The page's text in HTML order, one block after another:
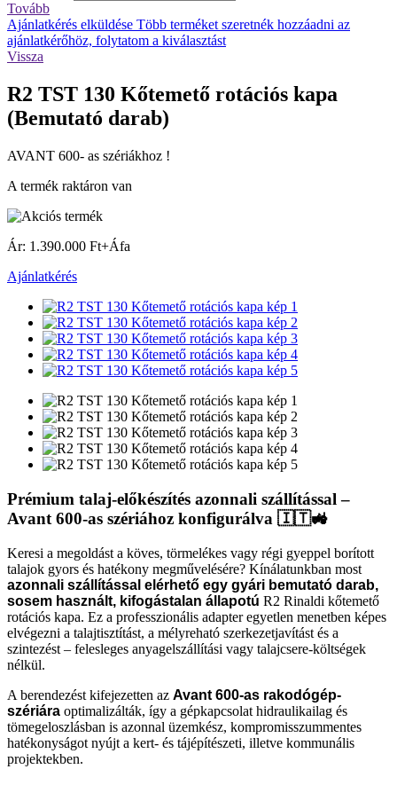
Tovább
Ajánlatkérés elküldése Több terméket szeretnék hozzáadni az
ajánlatkérőhöz, folytatom a kiválasztást
Vissza
R2 TST 130 Kőtemető rotációs kapa
(Bemutató darab)
AVANT 600- as szériákhoz !
A termék raktáron van
Ár: 1.390.000 Ft+Áfa
Ajánlatkérés
Prémium talaj-előkészítés azonnali szállítással –
Avant 600-as szériához konfigurálva 🇮🇹🚜
Keresi a megoldást a köves, törmelékes vagy régi gyeppel borított
talajok gyors és hatékony megművelésére? Kínálatunkban most
azonnali szállítással elérhető egy gyári bemutató darab,
sosem használt, kifogástalan állapotú R2 Rinaldi kőtemető
rotációs kapa. Ez a professzionális adapter egyetlen menetben képes
elvégezni a talajtisztítást, a mélyreható szerkezetjavítást és a
szintezést – felesleges anyagelszállítási vagy talajcsere-költségek
nélkül.
A berendezést kifejezetten az Avant 600-as rakodógép-
szériára optimalizálták, így a gépkapcsolat hidraulikailag és
tömegeloszlásban is azonnal üzemkész, kompromisszummentes
hatékonyságot nyújt a kert- és tájépítészeti, illetve kommunális
projektekben.